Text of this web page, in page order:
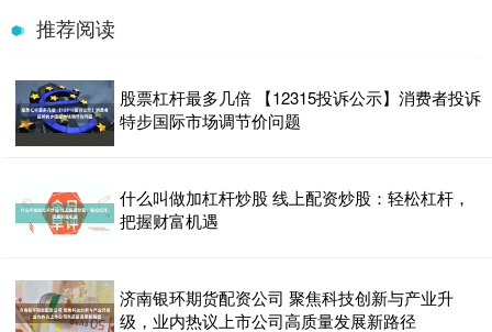
推荐阅读
股票杠杆最多几倍 【12315投诉公示】消费者投诉
特步国际市场调节价问题
什么叫做加杠杆炒股 线上配资炒股：轻松杠杆，
把握财富机遇
济南银环期货配资公司 聚焦科技创新与产业升
级，业内热议上市公司高质量发展新路径